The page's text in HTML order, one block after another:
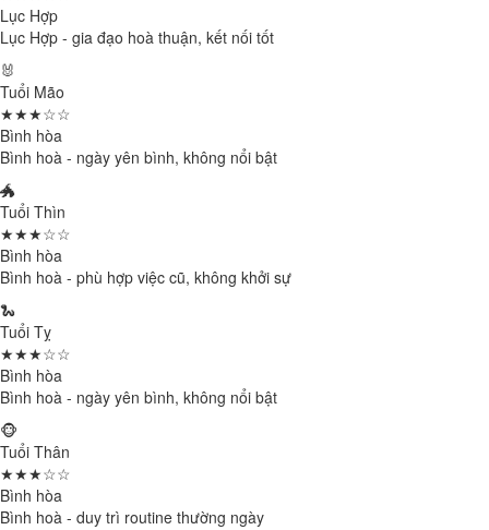
Lục Hợp
Lục Hợp - gia đạo hoà thuận, kết nối tốt
🐰
Tuổi Mão
★★★☆☆
Bình hòa
Bình hoà - ngày yên bình, không nổi bật
🐲
Tuổi Thìn
★★★☆☆
Bình hòa
Bình hoà - phù hợp việc cũ, không khởi sự
🐍
Tuổi Tỵ
★★★☆☆
Bình hòa
Bình hoà - ngày yên bình, không nổi bật
🐵
Tuổi Thân
★★★☆☆
Bình hòa
Bình hoà - duy trì routine thường ngày